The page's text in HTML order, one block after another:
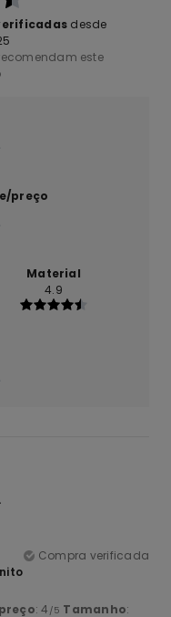
desde
este
preço
Material
4.9
Compra verificada
: 4 /5 Tamanho: